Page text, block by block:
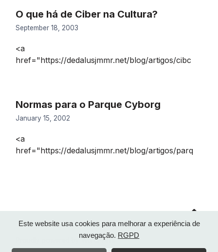
Este website usa cookies para melhorar a experiência de
navegação. RGPD
O que há de Ciber na Cultura?
September 18, 2003
<a
href="https://dedalusjmmr.net/blog/artigos/cibc
Normas para o Parque Cyborg
January 15, 2002
<a
href="https://dedalusjmmr.net/blog/artigos/parq
to
top
Proudly powered by WordPress